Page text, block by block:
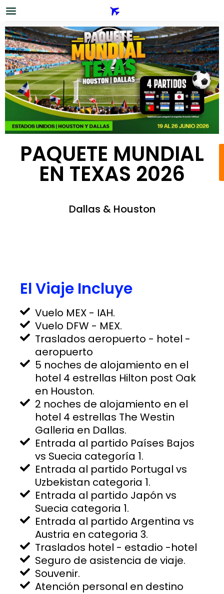
PAQUETE MUNDIAL
EN TEXAS 2026
Dallas & Houston
El Viaje Incluye
Vuelo MEX - IAH.
Vuelo DFW - MEX.
Traslados aeropuerto - hotel -
aeropuerto
5 noches de alojamiento en el
hotel 4 estrellas Hilton post Oak
en Houston.
2 noches de alojamiento en el
hotel 4 estrellas The Westin
Galleria en Dallas.
Entrada al partido Países Bajos
vs Suecia categoría 1.
Entrada al partido Portugal vs
Uzbekistan categoria 1.
Entrada al partido Japón vs
Suecia categoria 1.
Entrada al partido Argentina vs
Austria en categoria 3.
Traslados hotel - estadio -hotel
Seguro de asistencia de viaje.
Souvenir.
Atención personal en destino